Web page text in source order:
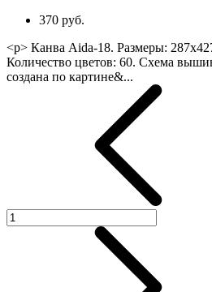
370 руб.
<p> Канва Aida-18. Размеры:
Количество цветов: 60. Схема
создана по картине&...